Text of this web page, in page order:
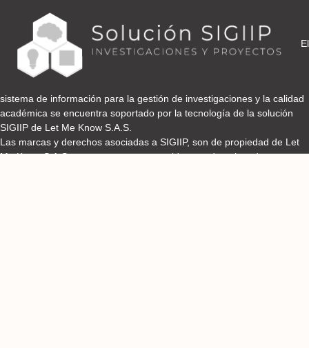
El
sistema de información para la gestión de investigaciones y la calidad
académica se encuentra soportado por la tecnología de la solución
SIGIIP de Let Me Know S.A.S.
Las marcas y derechos asociadas a SIGIIP, son de propiedad de Let
Me Know S.A.S y se encuentran protegidos por derechos de autor e